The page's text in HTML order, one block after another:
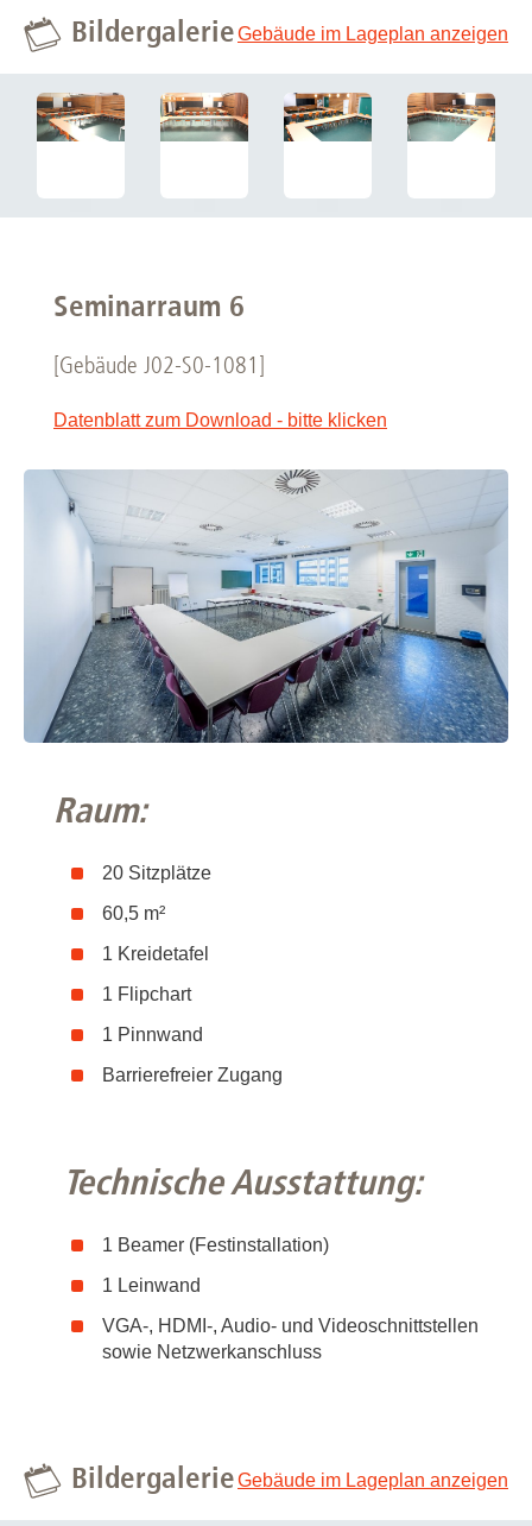
BildergalerieGebäude im Lageplan anzeigen
Seminarraum 6
[Gebäude J02-S0-1081]
Datenblatt zum Download - bitte klicken
Raum:
20 Sitzplätze
60,5 m²
1 Kreidetafel
1 Flipchart
1 Pinnwand
Barrierefreier Zugang
Technische Ausstattung:
1 Beamer (Festinstallation)
1 Leinwand
VGA-, HDMI-, Audio- und Videoschnittstellen
sowie Netzwerkanschluss
BildergalerieGebäude im Lageplan anzeigen